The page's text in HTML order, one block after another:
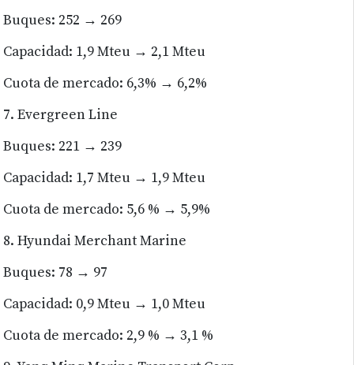
Buques: 252 → 269
Capacidad: 1,9 Mteu → 2,1 Mteu
Cuota de mercado: 6,3% → 6,2%
7. Evergreen Line
Buques: 221 → 239
Capacidad: 1,7 Mteu → 1,9 Mteu
Cuota de mercado: 5,6 % → 5,9%
8. Hyundai Merchant Marine
Buques: 78 → 97
Capacidad: 0,9 Mteu → 1,0 Mteu
Cuota de mercado: 2,9 % → 3,1 %